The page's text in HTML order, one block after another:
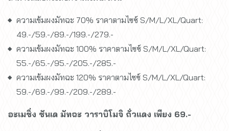
ความเข้มผงมัทฉะ 70% ราคาตามไซซ์ S/M/L/XL/Quart:
49.-/59.-/89.-/199.-/279.-
ความเข้มผงมัทฉะ 100% ราคาตามไซซ์ S/M/L/XL/Quart:
55.-/65.-/95.-/205.-/285.-
ความเข้มผงมัทฉะ 120% ราคาตามไซซ์ S/M/L/XL/Quart:
59.-/69.-/99.-/209.-/289.-
อะเมซิ่ง ซันเด มัทฉะ วาราบิโมจิ ถั่วแดง เพียง 69.-